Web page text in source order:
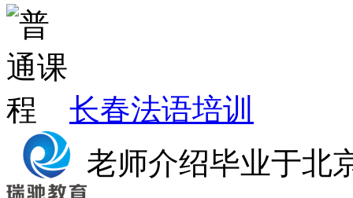
长春法语培训
老师介绍毕业于北